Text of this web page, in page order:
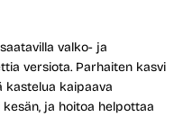
valko- ja
versiota. Parhaiten kasvi
kastelua kaipaava
ja hoitoa helpottaa